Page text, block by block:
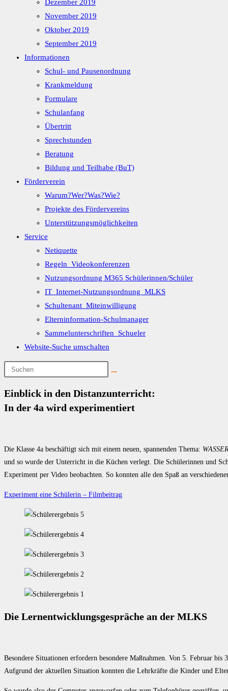
Dezember 2019
November 2019
Oktober 2019
September 2019
Informationen
Schul- und Pausenordnung
Krankmeldung
Formulare
Schulanfang
Übertritt
Sprechstunden
Beratung
Bildung und Teilhabe (BuT)
Förderverein
Warum?Wer?Was?Wie?
Projekte des Fördervereins
Unterstützungsmöglichkeiten
Service
Netiquette
Regeln_Videokonferenzen
Nutzungsordnung M365 Schülerinnen/Schüler
IT_Internet-Nutzungsordnung_MLKS
Schultenant_Miteinwilligung
Elterninformation-Schulmanager
Sammelunterschriften_Schueler
Website-Suche umschalten
Einblick in den Distanzunterricht:
In der 4a wird experimentiert
Die Klasse 4a beschäftigt sich mit einem neuen, spannenden Thema:
und so wurde der Unterricht in die Küchen verlegt. Die Schülerinnen und
Experiment per Video beobachten. So konnten alle den Spaß an
Experiment eine Schülerin – Filmbeitrag
Die Lernentwicklungsgespräche an der MLKS
Besondere Situationen erfordern besondere Maßnahmen. Von 5. Februar
Aufgrund der aktuellen Situation konnten die Lehrkräfte die Kinder und